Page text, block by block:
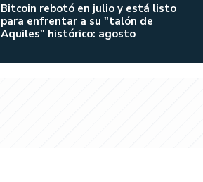
Bitcoin rebotó en julio y está listo
para enfrentar a su "talón de
Aquiles" histórico: agosto